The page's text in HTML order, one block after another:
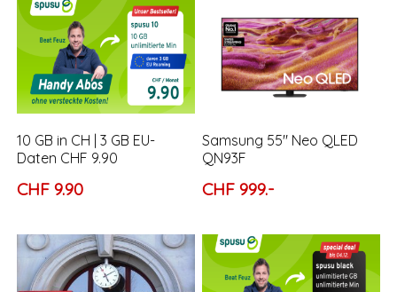
10 GB in CH | 3 GB EU-
Daten CHF 9.90
CHF 9.90
Samsung 55″ Neo QLED
QN93F
CHF 999.-